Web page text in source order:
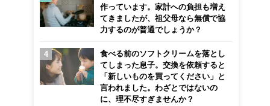
作っています。家計への負担も増え
てきましたが、祖父母なら無償で協
力するのが普通でしょうか？
食べる前のソフトクリームを落とし
てしまった息子。交換を依頼すると
「新しいものを買ってください」と
言われました。わざとではないの
に、理不尽すぎませんか？